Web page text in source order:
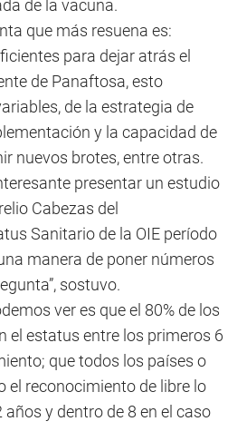
de la vacuna.
que más resuena es:
para dejar atrás el
de Panaftosa, esto
de la estrategia de
y la capacidad de
nuevos brotes, entre otras.
presentar un estudio
Cabezas del
Sanitario de la OIE período
manera de poner números
sostuvo.
ver es que el 80% de los
el estatus entre los primeros 6
que todos los países o
el reconocimiento de libre lo
años y dentro de 8 en el caso